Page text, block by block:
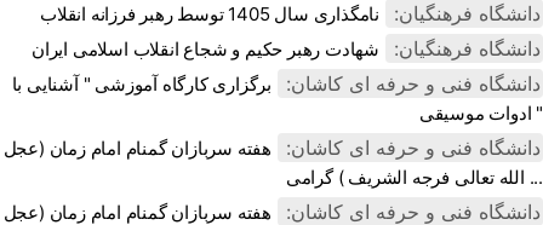
دانشگاه فرهنگیان: نامگذاری سال 1405 توسط رهبر فرزانه انقلاب
دانشگاه فرهنگیان: شهادت رهبر حکیم و شجاع انقلاب اسلامی ایران
دانشگاه فنی و حرفه ای کاشان:
برگزاری کارگاه آموزشی " آشنایی با
ادوات موسیقی "
دانشگاه فنی و حرفه ای کاشان:
هفته سربازان گمنام امام زمان (عجل
الله تعالی فرجه الشریف ) گرامی‌ ...
دانشگاه فنی و حرفه ای کاشان:
هفته سربازان گمنام امام زمان (عجل